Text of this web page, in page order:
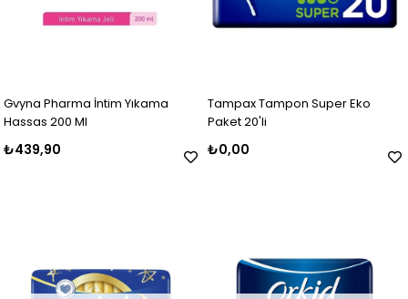
Gvyna Pharma İntim Yıkama
Hassas 200 Ml
₺439,90
Tampax Tampon Super Eko
Paket 20'li
₺0,00